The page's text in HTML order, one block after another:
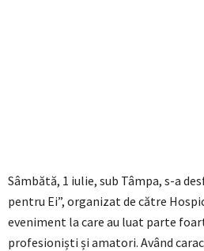
Sâmbătă, 1 iulie, sub Tâmpa, s-a
pentru Ei”, organizat de către
eveniment la care au luat parte
profesioniști și amatori. Având